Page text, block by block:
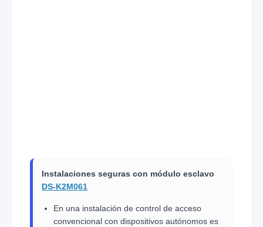
Instalaciones seguras con módulo esclavo
DS-K2M061
En una instalación de control de acceso
convencional con dispositivos autónomos es